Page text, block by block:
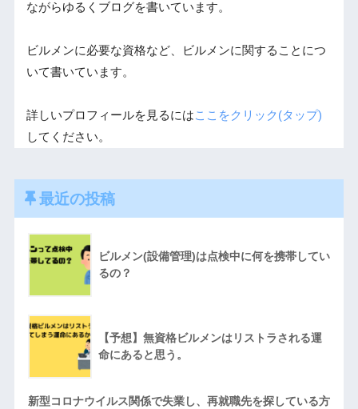
ながらゆるくブログを書いています。
ビルメンに必要な資格など、ビルメンに関することにつ
いて書いています。
詳しいプロフィールを見るにはここをクリック(タップ)
してください。
最近の投稿
ビルメン(設備管理)は点検中に何を携帯してい
るの？
【予想】無資格ビルメンはリストラされる運
命にあると思う。
新型コロナウイルス関係で失業し、再就職先を探している方